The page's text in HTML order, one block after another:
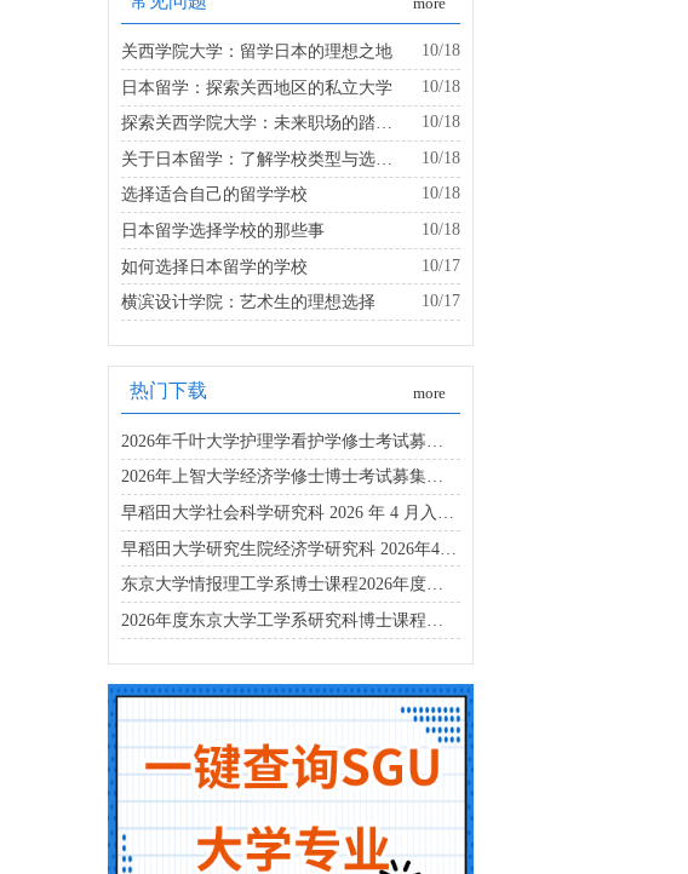
more
关西学院大学：留学日本的理想之地
10/18
日本留学：探索关西地区的私立大学
10/18
探索关西学院大学：未来职场的踏板是什么？
10/18
10/18
选择适合自己的留学学校
10/18
日本留学选择学校的那些事
10/18
如何选择日本留学的学校
10/17
横滨设计学院：艺术生的理想选择
10/17
热门下载 more
2026年上智大学经济学修士博士考试募集要项
东京大学情报理工学系博士课程2026年度招生简章